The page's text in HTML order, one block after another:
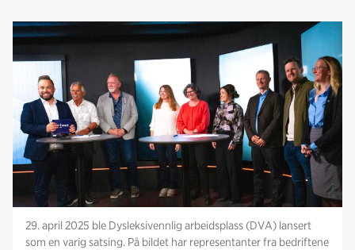
29. april 2025 ble Dysleksivennlig arbeidsplass (DVA) lansert
som en varig satsing. På bildet har representanter fra bedriftene